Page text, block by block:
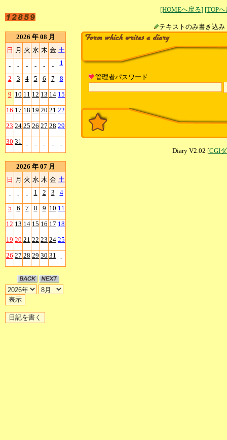
[HOMEへ戻る] [TOP
テキストのみ書
2026 年 08 月
日 月 火 水 木 金 土
- - - - - - 1
2 3 4 5 6 7 8
9 10 11 12 13 14 15
16 17 18 19 20 21 22
23 24 25 26 27 28 29
30 31 - - - - -
2026 年 07 月
日 月 火 水 木 金 土
- - - 1 2 3 4
5 6 7 8 9 10 11
12 13 14 15 16 17 18
19 20 21 22 23 24 25
26 27 28 29 30 31 -
管理者パスワード
Diary V2.02 [CGI